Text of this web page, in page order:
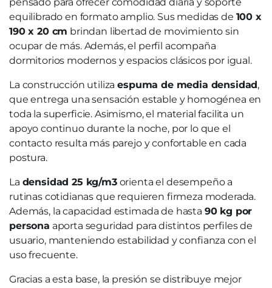
equilibrado en formato amplio. Sus medidas de 100 x
190 x 20 cm brindan libertad de movimiento sin
ocupar de más. Además, el perfil acompaña
dormitorios modernos y espacios clásicos por igual.
La construcción utilizaespuma de media densidad,
que entrega una sensación estable y homogénea en
toda la superficie. Asimismo, el material facilita un
apoyo continuo durante la noche, por lo que el
contacto resulta más parejo y confortable en cada
postura.
La densidad 25 kg/m3orienta el desempeño a
rutinas cotidianas que requieren firmeza moderada.
Además, la capacidad estimada de hasta 90 kg por
persona aporta seguridad para distintos perfiles de
usuario, manteniendo estabilidad y confianza con el
uso frecuente.
Gracias a esta base, la presión se distribuye mejor